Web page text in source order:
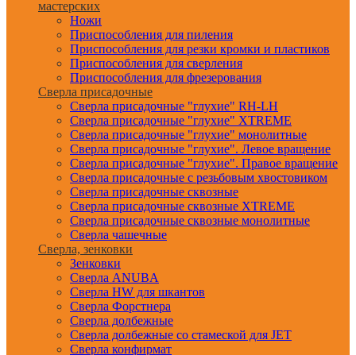
мастерских
Ножи
Приспособления для пиления
Приспособления для резки кромки и пластиков
Приспособления для сверления
Приспособления для фрезерования
Сверла присадочные
Сверла присадочные "глухие" RH-LH
Сверла присадочные "глухие" XTREME
Сверла присадочные "глухие" монолитные
Сверла присадочные "глухие". Левое вращение
Сверла присадочные "глухие". Правое вращение
Сверла присадочные с резьбовым хвостовиком
Сверла присадочные сквозные
Сверла присадочные сквозные XTREME
Сверла присадочные сквозные монолитные
Сверла чашечные
Сверла, зенковки
Зенковки
Сверла ANUBA
Сверла HW для шкантов
Сверла Форстнера
Сверла долбежные
Сверла долбежные со стамеской для JET
Сверла конфирмат